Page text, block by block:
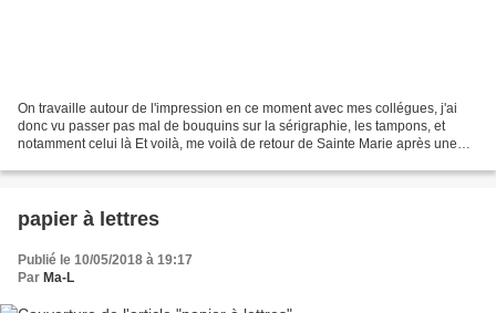
On travaille autour de l'impression en ce moment avec mes collégues, j'ai
donc vu passer pas mal de bouquins sur la sérigraphie, les tampons, et
notamment celui là Et voilà, me voilà de retour de Sainte Marie après une
papier à lettres
Publié le 10/05/2018 à 19:17
Par Ma-L